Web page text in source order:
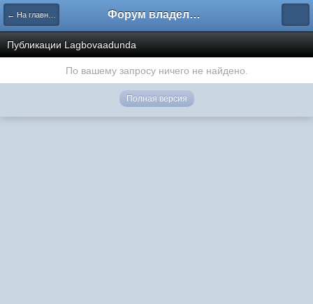
← На главную Форум владельцев интернет-магазинов
Публикации Lagbovaadunda
По вашему запросу ничего не найдено.
Полная версия